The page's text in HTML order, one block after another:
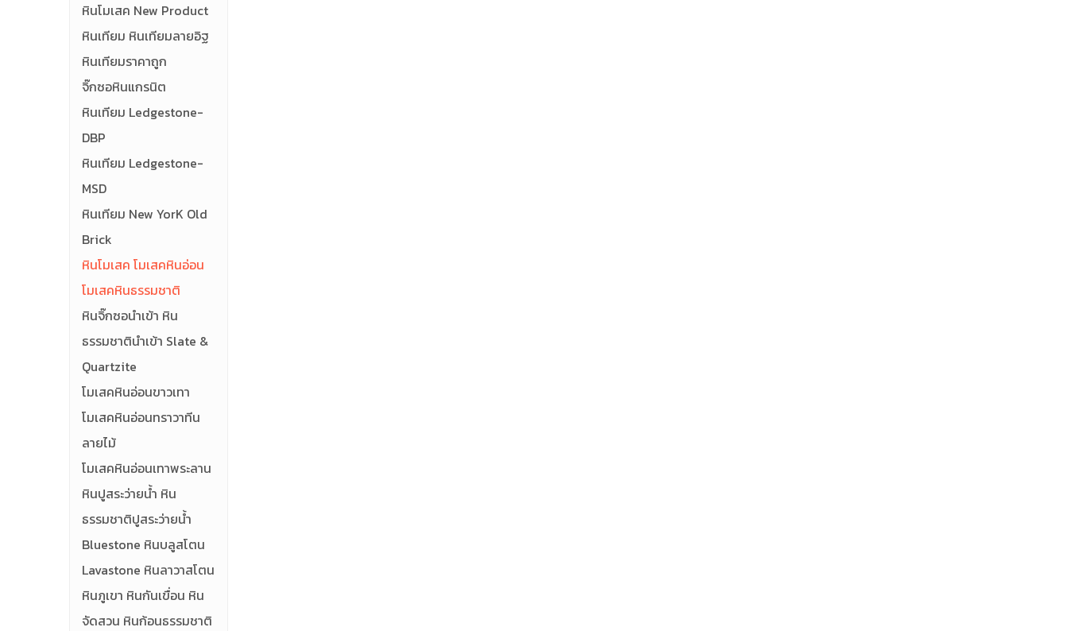
หินโมเสค New Product
หินเทียม หินเทียมลายอิฐ
หินเทียมราคาถูก
จิ๊กซอหินแกรนิต
หินเทียม Ledgestone-
DBP
หินเทียม Ledgestone-
MSD
หินเทียม New YorK Old
Brick
หินโมเสค โมเสคหินอ่อน
โมเสคหินธรรมชาติ
หินจิ๊กซอนำเข้า หิน
ธรรมชาตินำเข้า Slate &
Quartzite
โมเสคหินอ่อนขาวเทา
โมเสคหินอ่อนทราวาทีน
ลายไม้
โมเสคหินอ่อนเทาพระลาน
หินปูสระว่ายน้ำ หิน
ธรรมชาติปูสระว่ายน้ำ
Bluestone หินบลูสโตน
Lavastone หินลาวาสโตน
หินภูเขา หินกันเขื่อน หิน
จัดสวน หินก้อนธรรมชาติ